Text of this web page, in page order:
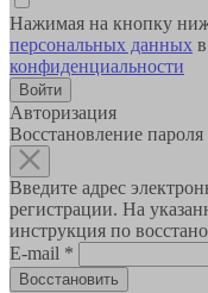
Нажимая на кнопку
персональных данных
конфиденциальности
Авторизация
Восстановление пароля
Введите адрес
регистрации. На
инструкция по
E-mail *